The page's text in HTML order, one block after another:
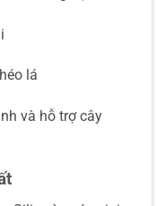
lá
và hỗ trợ cây